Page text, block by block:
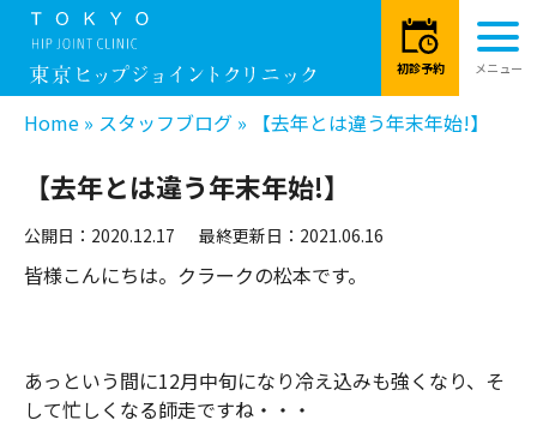
Home » スタッフブログ » 【去年とは違う年末年始!】
【去年とは違う年末年始!】
公開日：2020.12.17 最終更新日：2021.06.16
皆様こんにちは。クラークの松本です。
あっという間に12月中旬になり冷え込みも強くなり、そ
して忙しくなる師走ですね・・・